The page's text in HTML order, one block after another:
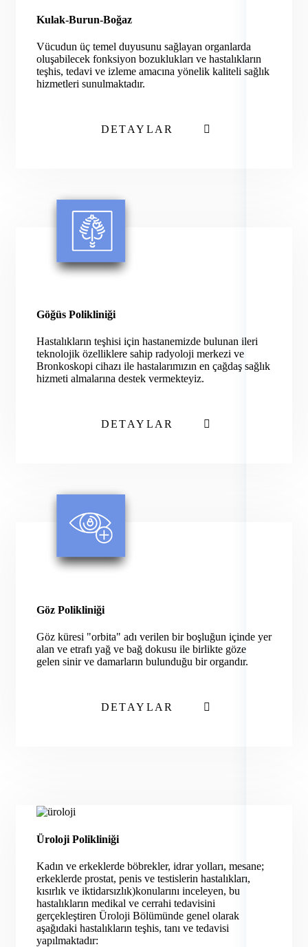
Kulak-Burun-Boğaz
Vücudun üç temel duyusunu sağlayan organlarda
oluşabilecek fonksiyon bozuklukları ve hastalıkların
teşhis, tedavi ve izleme amacına yönelik kaliteli sağlık
hizmetleri sunulmaktadır.
DETAYLAR
Göğüs Polikliniği
Hastalıkların teşhisi için hastanemizde bulunan ileri
teknolojik özelliklere sahip radyoloji merkezi ve
Bronkoskopi cihazı ile hastalarımızın en çağdaş sağlık
hizmeti almalarına destek vermekteyiz.
DETAYLAR
Göz Polikliniği
Göz küresi "orbita" adı verilen bir boşluğun içinde yer
alan ve etrafı yağ ve bağ dokusu ile birlikte göze
gelen sinir ve damarların bulunduğu bir organdır.
DETAYLAR
Üroloji Polikliniği
Kadın ve erkeklerde böbrekler, idrar yolları, mesane;
erkeklerde prostat, penis ve testislerin hastalıkları,
kısırlık ve iktidarsızlık)konularını inceleyen, bu
hastalıkların medikal ve cerrahi tedavisini
gerçekleştiren Üroloji Bölümünde genel olarak
aşağıdaki hastalıkların teşhis, tanı ve tedavisi
yapılmaktadır: